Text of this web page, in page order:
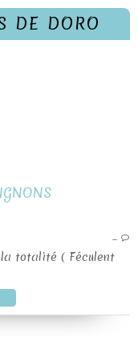
DE DORO
…
la totalité ( Féculent